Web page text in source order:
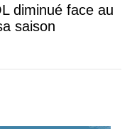
diminué face au
saison